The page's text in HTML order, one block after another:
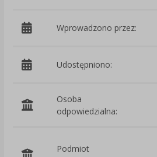
Wprowadzono przez:
Udostępniono:
Osoba
odpowiedzialna:
Podmiot